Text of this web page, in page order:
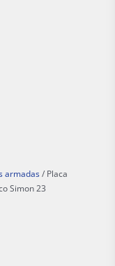
armadas/ Placa
Simon 23